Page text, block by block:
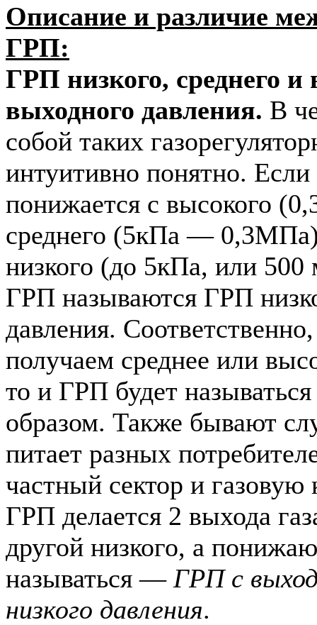
Описание и различие
ГРП:
ГРП низкого, среднего и
выходного давления. В
собой таких
интуитивно понятно.
понижается с высокого
среднего (5кПа — 0,3МПа)
низкого (до 5кПа, или 500
ГРП называются ГРП
давления.
получаем среднее или
то и ГРП будет
образом. Также бывают
питает разных
частный сектор и газовую
ГРП делается 2 выхода
другой низкого, а
называться — ГРП с
низкого давления.